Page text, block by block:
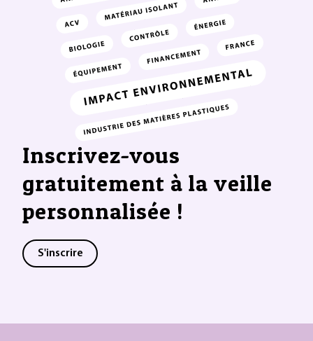
Inscrivez-vous
gratuitement à la veille
personnalisée !
S'inscrire